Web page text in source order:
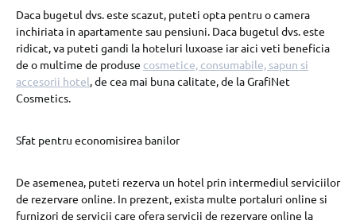
Daca bugetul dvs. este scazut, puteti opta pentru o camera
inchiriata in apartamente sau pensiuni. Daca bugetul dvs. este
ridicat, va puteti gandi la hoteluri luxoase iar aici veti beneficia
de o multime de produse cosmetice, consumabile, sapun si
accesorii hotel, de cea mai buna calitate, de la GrafiNet
Cosmetics.
Sfat pentru economisirea banilor
De asemenea, puteti rezerva un hotel prin intermediul serviciilor
de rezervare online. In prezent, exista multe portaluri online si
furnizori de servicii care ofera servicii de rezervare online la